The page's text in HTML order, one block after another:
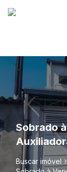
Sobrado
Buscar imóvel